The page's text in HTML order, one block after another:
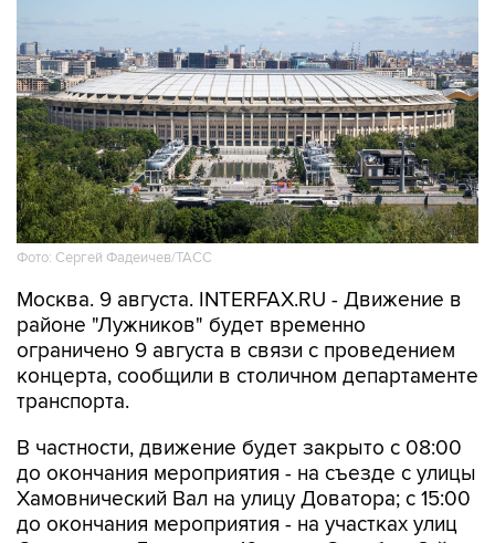
Фото: Сергей Фадеичев/ТАСС
Москва. 9 августа. INTERFAX.RU - Движение в
ограничено 9 августа в связи с проведением
концерта, сообщили в столичном департаменте
транспорта.
В частности, движение будет закрыто с 08:00
Хамовнический Вал на улицу Доватора; с 15:00
до окончания мероприятия - на участках улиц
Савельева, Доватора, 10-летия Октября, 3-й
Фрунзенской, Ефремова и Трубецкой, в